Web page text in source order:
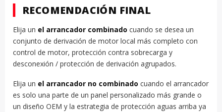
RECOMENDACIÓN FINAL
Elija un el arrancador combinado cuando se desea un
conjunto de derivación de motor local más completo con
control de motor, protección contra sobrecarga y
desconexión / protección de derivación agrupados.
Elija un el arrancador no combinado cuando el arrancador
es solo una parte de un panel personalizado más grande o
un diseño OEM y la estrategia de protección aguas arriba ya